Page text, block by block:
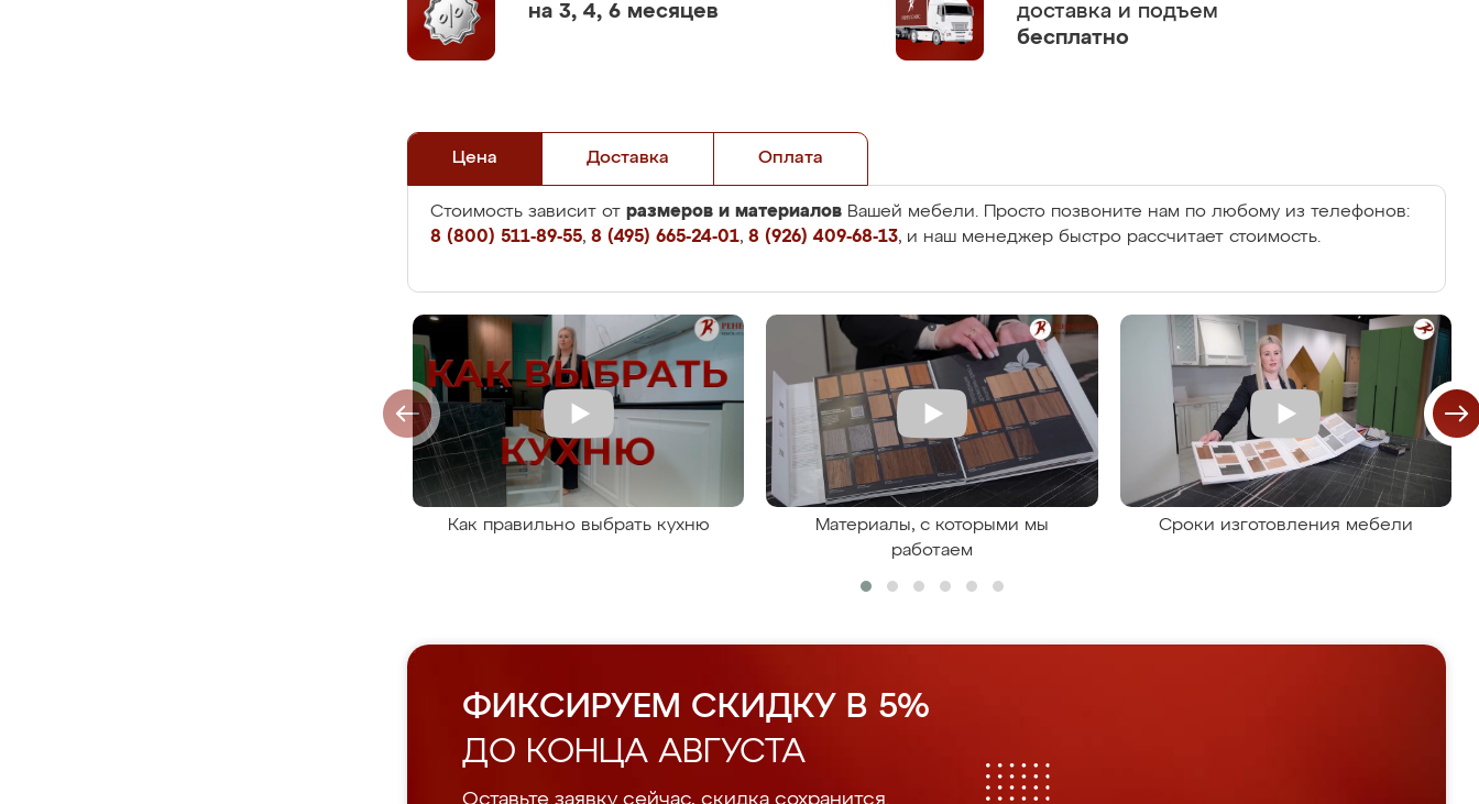
на 3, 4, 6 месяцев
доставка и подъем
бесплатно
Цена Доставка Оплата
Стоимость зависит от размеров и материалов Вашей мебели. Просто позвоните нам по любому из телефонов:
8 (800) 511-89-55, 8 (495) 665-24-01, 8 (926) 409-68-13, и наш менеджер быстро рассчитает стоимость.
Как правильно выбрать кухню
Материалы, с которыми мы
работаем
Сроки изготовления мебели
ФИКСИРУЕМ СКИДКУ В 5%
ДО КОНЦА АВГУСТА
Оставьте заявку сейчас, скидка сохранится.